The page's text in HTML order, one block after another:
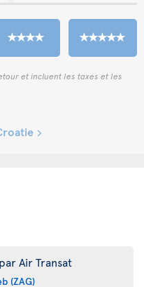
et incluent les taxes et les
Air Transat
(ZAG)